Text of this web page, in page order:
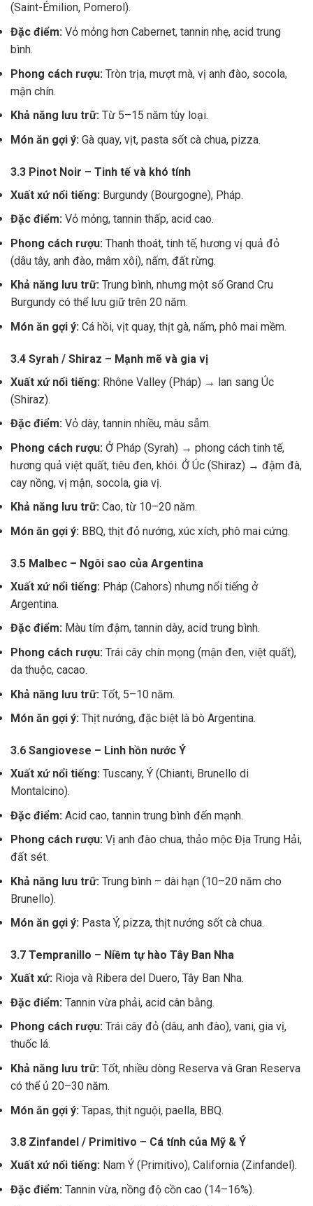
(Saint-Émilion, Pomerol).
Đặc điểm: Vỏ mỏng hơn Cabernet, tannin nhẹ, acid trung
bình.
Phong cách rượu: Tròn trịa, mượt mà, vị anh đào, socola,
mận chín.
Khả năng lưu trữ: Từ 5–15 năm tùy loại.
Món ăn gợi ý: Gà quay, vịt, pasta sốt cà chua, pizza.
3.3 Pinot Noir – Tinh tế và khó tính
Xuất xứ nổi tiếng: Burgundy (Bourgogne), Pháp.
Đặc điểm: Vỏ mỏng, tannin thấp, acid cao.
Phong cách rượu: Thanh thoát, tinh tế, hương vị quả đỏ
(dâu tây, anh đào, mâm xôi), nấm, đất rừng.
Khả năng lưu trữ: Trung bình, nhưng một số Grand Cru
Burgundy có thể lưu giữ trên 20 năm.
Món ăn gợi ý: Cá hồi, vịt quay, thịt gà, nấm, phô mai mềm.
3.4 Syrah / Shiraz – Mạnh mẽ và gia vị
Xuất xứ nổi tiếng: Rhône Valley (Pháp) → lan sang Úc
(Shiraz).
Đặc điểm: Vỏ dày, tannin nhiều, màu sẫm.
Phong cách rượu: Ở Pháp (Syrah) → phong cách tinh tế,
hương quả việt quất, tiêu đen, khói. Ở Úc (Shiraz) → đậm đà,
cay nồng, vị mận, socola, gia vị.
Khả năng lưu trữ: Cao, từ 10–20 năm.
Món ăn gợi ý: BBQ, thịt đỏ nướng, xúc xích, phô mai cứng.
3.5 Malbec – Ngôi sao của Argentina
Xuất xứ nổi tiếng: Pháp (Cahors) nhưng nổi tiếng ở
Argentina.
Đặc điểm: Màu tím đậm, tannin dày, acid trung bình.
Phong cách rượu: Trái cây chín mọng (mận đen, việt quất),
da thuộc, cacao.
Khả năng lưu trữ: Tốt, 5–10 năm.
Món ăn gợi ý: Thịt nướng, đặc biệt là bò Argentina.
3.6 Sangiovese – Linh hồn nước Ý
Xuất xứ nổi tiếng: Tuscany, Ý (Chianti, Brunello di
Montalcino).
Đặc điểm: Acid cao, tannin trung bình đến mạnh.
Phong cách rượu: Vị anh đào chua, thảo mộc Địa Trung Hải,
đất sét.
Khả năng lưu trữ: Trung bình – dài hạn (10–20 năm cho
Brunello).
Món ăn gợi ý: Pasta Ý, pizza, thịt nướng sốt cà chua.
3.7 Tempranillo – Niềm tự hào Tây Ban Nha
Xuất xứ: Rioja và Ribera del Duero, Tây Ban Nha.
Đặc điểm: Tannin vừa phải, acid cân bằng.
Phong cách rượu: Trái cây đỏ (dâu, anh đào), vani, gia vị,
thuốc lá.
Khả năng lưu trữ: Tốt, nhiều dòng Reserva và Gran Reserva
có thể ủ 20–30 năm.
Món ăn gợi ý: Tapas, thịt nguội, paella, BBQ.
3.8 Zinfandel / Primitivo – Cá tính của Mỹ & Ý
Xuất xứ nổi tiếng: Nam Ý (Primitivo), California (Zinfandel).
Đặc điểm: Tannin vừa, nồng độ cồn cao (14–16%).